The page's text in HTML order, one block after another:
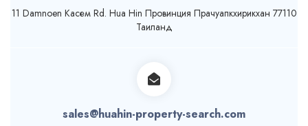
11 Damnoen Касем Rd. Hua Hin Провинция Прачуапкхирикхан 77110
Таиланд
sales@huahin-property-search.com